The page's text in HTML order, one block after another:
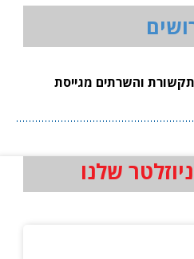
והשרתים מגייסת
שלנו